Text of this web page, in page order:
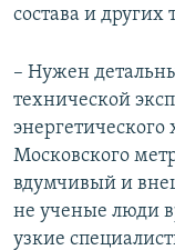
состава и других
– Нужен
технической
энергетического
Московского
вдумчивый и
не ученые люди
узкие